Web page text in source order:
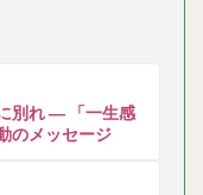
別れ ― 「一生感
のメッセージ